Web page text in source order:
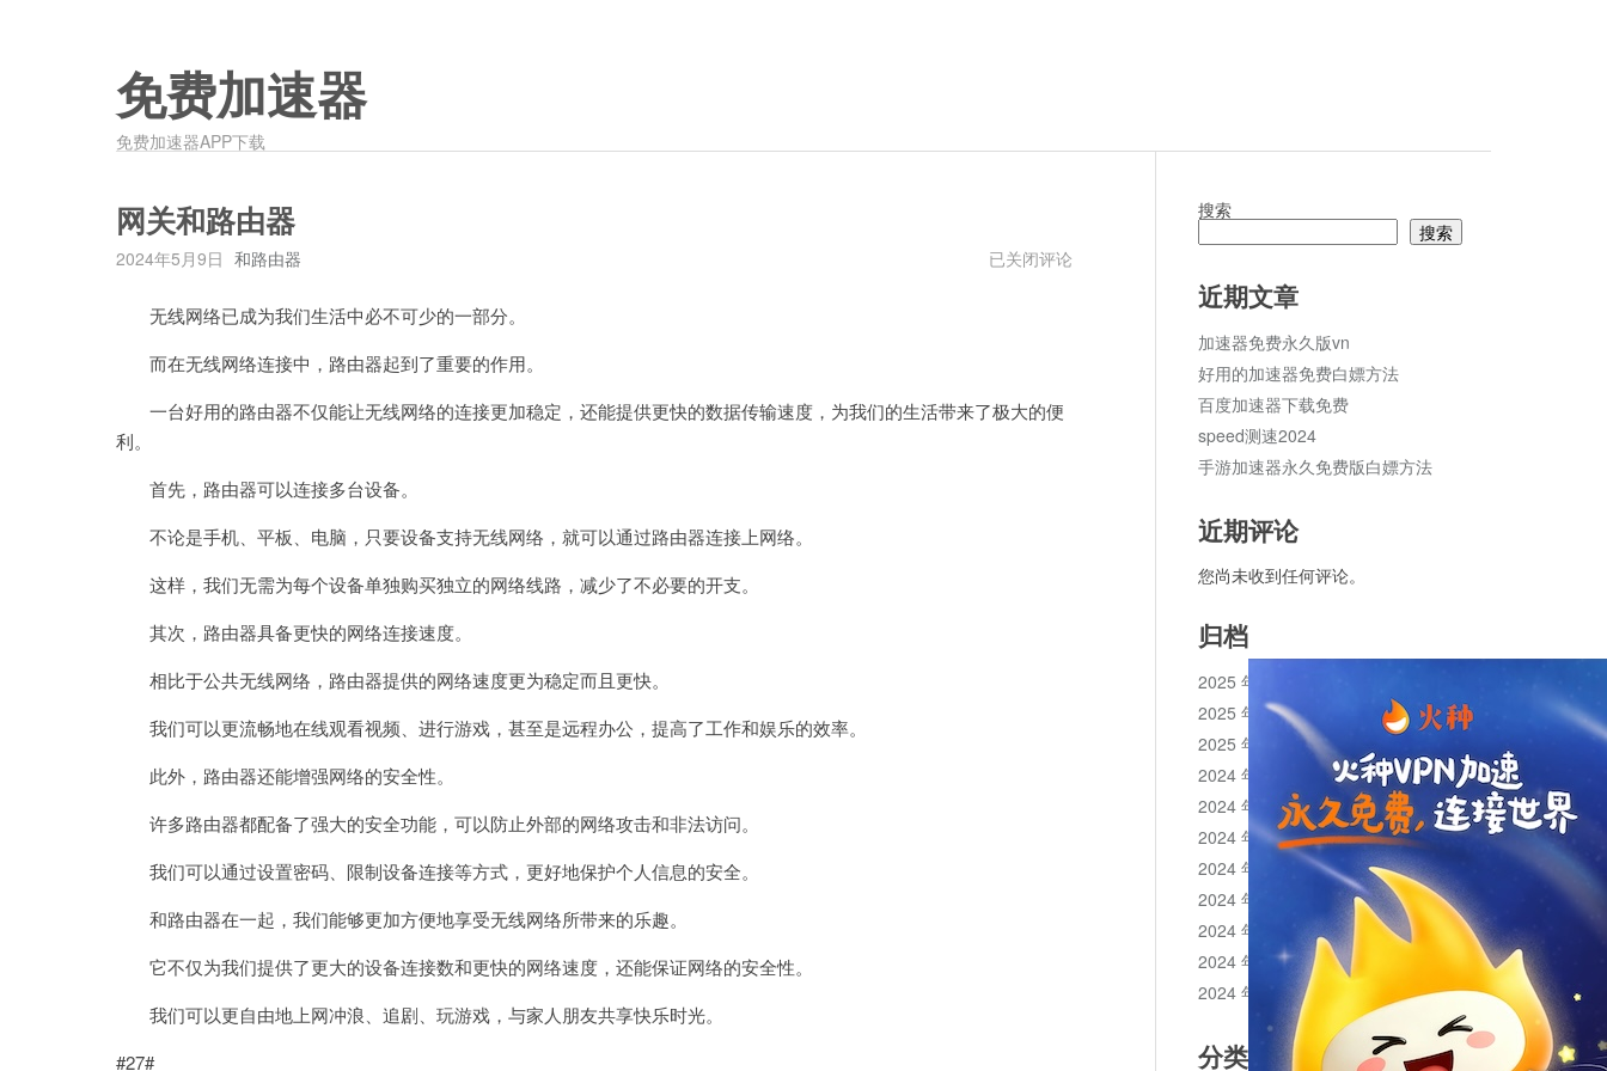
免费加速器
免费加速器APP下载
网关和路由器
2024年5月9日 和路由器
网
已关闭评论
无线网络已成为我们生活中必不可少的一部分。
而在无线网络连接中，路由器起到了重要的作用。
一台好用的路由器不仅能让无线网络的连接更加稳定，还能提供更快的数据传输速度，为我们的生活带来了极大的便
利。
首先，路由器可以连接多台设备。
不论是手机、平板、电脑，只要设备支持无线网络，就可以通过路由器连接上网络。
这样，我们无需为每个设备单独购买独立的网络线路，减少了不必要的开支。
其次，路由器具备更快的网络连接速度。
相比于公共无线网络，路由器提供的网络速度更为稳定而且更快。
我们可以更流畅地在线观看视频、进行游戏，甚至是远程办公，提高了工作和娱乐的效率。
此外，路由器还能增强网络的安全性。
许多路由器都配备了强大的安全功能，可以防止外部的网络攻击和非法访问。
我们可以通过设置密码、限制设备连接等方式，更好地保护个人信息的安全。
和路由器在一起，我们能够更加方便地享受无线网络所带来的乐趣。
它不仅为我们提供了更大的设备连接数和更快的网络速度，还能保证网络的安全性。
我们可以更自由地上网冲浪、追剧、玩游戏，与家人朋友共享快乐时光。
#27#
搜索
搜索
近期文章
加速器免费永久版vn
好用的加速器免费白嫖方法
百度加速器下载免费
speed测速2024
手游加速器永久免费版白嫖方法
近期评论
您尚未收到任何评论。
归档
2025 年 11 月
2025 年 10 月
2025 年 1 月
2024 年 12 月
2024 年 11 月
2024 年 10 月
2024 年 9 月
2024 年 8 月
2024 年 7 月
2024 年 6 月
2024 年 5 月
分类目录